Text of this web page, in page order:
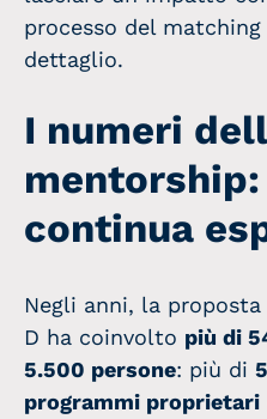
processo del
dettaglio.
I numeri
continua
Negli anni, la
D ha coinvolto più di
5.500 persone: più di
programmi proprietari